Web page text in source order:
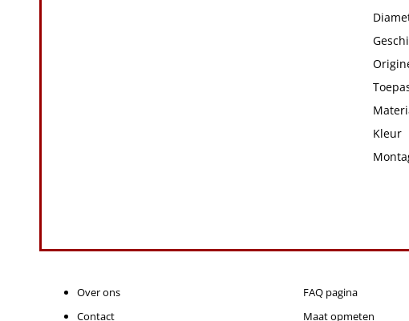
Kleur
Over ons
Contact
FAQ pagina
Maat opmeten